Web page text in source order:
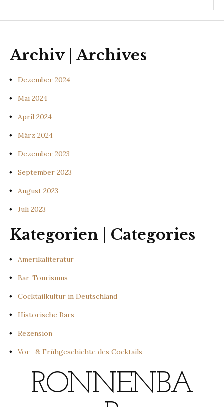
Archiv | Archives
Dezember 2024
Mai 2024
April 2024
März 2024
Dezember 2023
September 2023
August 2023
Juli 2023
Kategorien | Categories
Amerikaliteratur
Bar-Tourismus
Cocktailkultur in Deutschland
Historische Bars
Rezension
Vor- & Frühgeschichte des Cocktails
RONNENBA